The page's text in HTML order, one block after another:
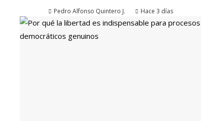
Pedro Alfonso Quintero J. Hace 3 días